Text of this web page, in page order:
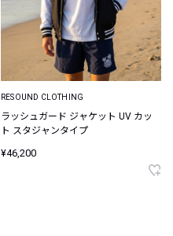
RESOUND CLOTHING
ラッシュガード ジャケット UV カッ
ト スタジャンタイプ
¥46,200